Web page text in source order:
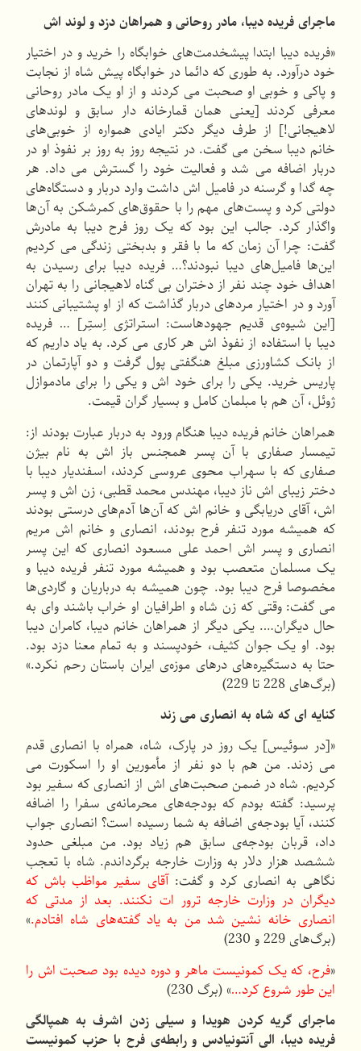
ماجرای فریده دیبا، مادر روحانی و همراهان دزد و لوند اش
«فریده دیبا ابتدا پیشخدمت‌های خوابگاه را خرید و در اختیار
خود درآورد. به طوری که دائما در خوابگاه پیش شاه از نجابت
و پاکی و خوبی او صحبت می کردند و از او یک مادر روحانی
معرفی کردند [یعنی همان قمارخانه دار سابق و لوندهای
لاهیجانی!] از طرف دیگر دکتر ایادی همواره از خوبی‌های
خانم دیبا سخن می گفت. در نتیجه روز به روز بر نفوذ او در
دربار اضافه می شد و فعالیت خود را گسترش می داد. هر
چه گدا و گرسنه در فامیل اش داشت وارد دربار و دستگاه‌های
دولتی کرد و پست‌های مهم را با حقوق‌های کمرشکن به آن‌ها
واگذار کرد. جالب این بود که یک روز فرح دیبا به مادرش
گفت: چرا آن زمان که ما با فقر و بدبختی زندگی می کردیم
این‌ها فامیل‌های دیبا نبودند؟… فریده دیبا برای رسیدن به
اهداف خود چند نفر از دختران بی گناه لاهیجانی را به تهران
آورد و در اختیار مردهای دربار گذاشت که از او پشتیبانی کنند
[این شیوه‌ی قدیم جهودهاست: استراتژی اِستِر] … فریده
دیبا با استفاده از نفوذ اش هر کاری می کرد. به یاد داریم که
از بانک کشاورزی مبلغ هنگفتی پول گرفت و دو آپارتمان در
پاریس خرید. یکی را برای خود اش و یکی را برای مادموازل
ژوئل، آن هم با مبلمان کامل و بسیار گران قیمت.
همراهان خانم فریده دیبا هنگام ورود به دربار عبارت بودند از:
تیمسار صفاری با آن پسر همجنس باز اش به نام بیژن
صفاری که با سهراب محوی عروسی کردند، اسفندیار دیبا با
دختر زیبای اش ناز دیبا، مهندس محمد قطبی، زن اش و پسر
اش، آقای دریابگی و خانم اش که آن‌ها آدم‌های درستی بودند
که همیشه مورد تنفر فرح بودند، انصاری و خانم اش مریم
انصاری و پسر اش احمد علی مسعود انصاری که این پسر
یک مسلمان متعصب بود و همیشه مورد تنفر فریده دیبا و
مخصوصا فرح دیبا بود. چون همیشه به درباریان و گاردی‌ها
می گفت: وقتی که زن شاه و اطرافیان او خراب باشند وای به
حال دیگران…. یکی دیگر از همراهان خانم دیبا، کامران دیبا
بود. او یک جوان کثیف، خودپسند و به تمام معنا دزد بود.
حتا به دستگیره‌های درهای موزه‌ی ایران باستان رحم نکرد.»
(برگ‌های 228 تا 229)
کنایه ای که شاه به انصاری می زند
«[در سوئیس] یک روز در پارک، شاه، همراه با انصاری قدم
می زدند. من هم با دو نفر از مأمورین او را اسکورت می
کردیم. شاه در ضمن صحبت‌های اش از انصاری که سفیر بود
پرسید: گفته بودم که بودجه‌های محرمانه‌ی سفرا را اضافه
کنند، آیا بودجه‌ی اضافه به شما رسیده است؟ انصاری جواب
داد، قربان بودجه‌ی سابق هم زیاد بود. من مبلغی حدود
ششصد هزار دلار به وزارت خارجه برگرداندم. شاه با تعجب
نگاهی به انصاری کرد و گفت:آقای سفیر مواظب باش که
دیگران در وزارت خارجه ترور ات نکنند. بعد از مدتی که
انصاری خانه نشین شد من به یاد گفته‌های شاه افتادم.»
(برگ‌های 229 و 230)
«فرح، که یک کمونیست ماهر و دوره دیده بود صحبت اش را
این طور شروع کرد…» (برگ 230)
ماجرای گریه کردن هویدا و سیلی زدن اشرف به همپالگی
فریده دیبا، الی آنتونیادس و رابطه‌ی فرح با حزب کمونیست